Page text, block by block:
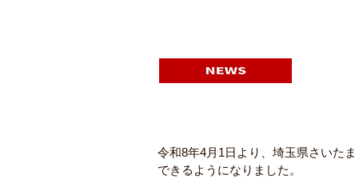
令和8年4月1日より、埼玉県さいた
できるようになりました。